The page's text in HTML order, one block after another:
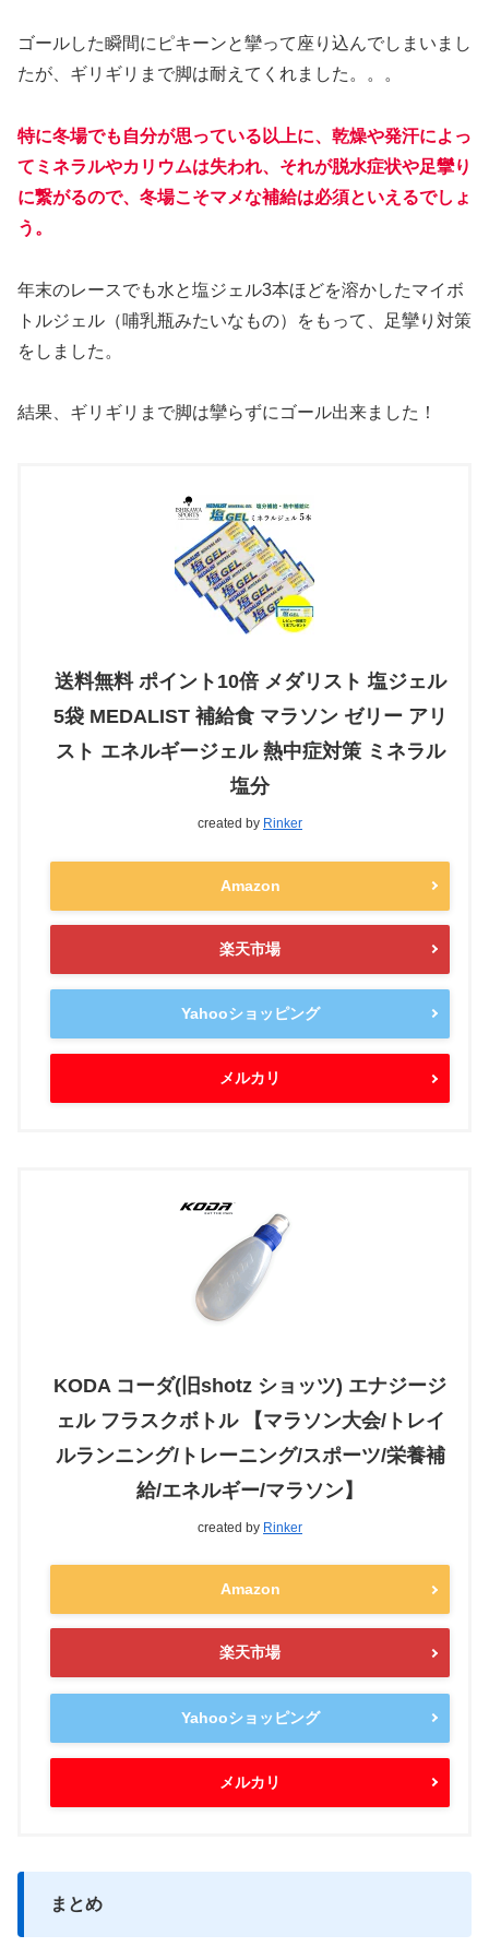
ゴールした瞬間にピキーンと攣って座り込んでしまいまし
たが、ギリギリまで脚は耐えてくれました。。。
特に冬場でも自分が思っている以上に、乾燥や発汗によっ
てミネラルやカリウムは失われ、それが脱水症状や足攣り
に繋がるので、冬場こそマメな補給は必須といえるでしょ
う。
年末のレースでも水と塩ジェル3本ほどを溶かしたマイボ
トルジェル（哺乳瓶みたいなもの）をもって、足攣り対策
をしました。
結果、ギリギリまで脚は攣らずにゴール出来ました！
送料無料 ポイント10倍 メダリスト 塩ジェル
5袋 MEDALIST 補給食 マラソン ゼリー アリ
スト エネルギージェル 熱中症対策 ミネラル
塩分
created by Rinker
Amazon
楽天市場
Yahooショッピング
メルカリ
KODA コーダ(旧shotz ショッツ) エナジージ
ェル フラスクボトル 【マラソン大会/トレイ
ルランニング/トレーニング/スポーツ/栄養補
給/エネルギー/マラソン】
created by Rinker
Amazon
楽天市場
Yahooショッピング
メルカリ
まとめ